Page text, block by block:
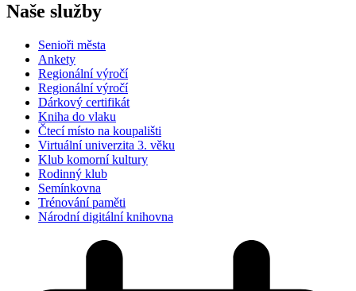
Naše služby
Senioři města
Ankety
Regionální výročí
Regionální výročí
Dárkový certifikát
Kniha do vlaku
Čtecí místo na koupališti
Virtuální univerzita 3. věku
Klub komorní kultury
Rodinný klub
Semínkovna
Trénování paměti
Národní digitální knihovna